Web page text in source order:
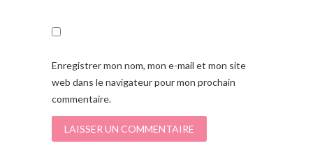
Enregistrer mon nom, mon e-mail et mon site
web dans le navigateur pour mon prochain
commentaire.